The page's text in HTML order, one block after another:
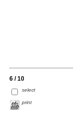
6 / 10
select
print